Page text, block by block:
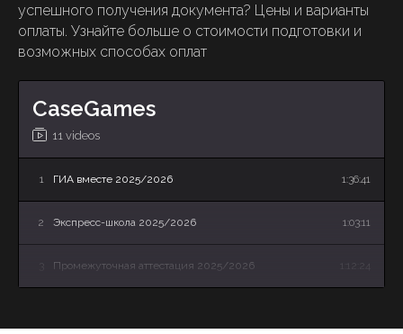
CaseGames
11 videos
1 ГИА вместе 2025/2026 1:36:41
2 Экспресс-школа 2025/2026 1:03:11
Промежуточная аттестация 2025/2026 1:12:24
успешного получения документа? Цены и варианты
оплаты. Узнайте больше о стоимости подготовки и
возможных способах оплат